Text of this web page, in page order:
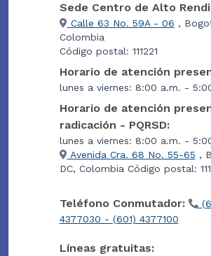
Sede Centro de Alto
Calle 63 No. 59A - 06 ,
Colombia
Código postal: 111221
Horario de atención
lunes a viernes: 8:00 a.m. -
Horario de atención
radicación - PQRSD:
lunes a viernes: 8:00 a.m. -
Avenida Cra. 68 No. 55-65 ,
DC, Colombia Código postal:
Teléfono Conmutador:
4377030 - (601) 4377100
Líneas gratuitas: